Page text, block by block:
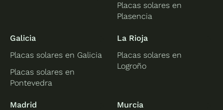
Placas solares en
Plasencia
Galicia
Placas solares en Galicia
Placas solares en
Pontevedra
La Rioja
Placas solares en
Logroño
Madrid
Murcia